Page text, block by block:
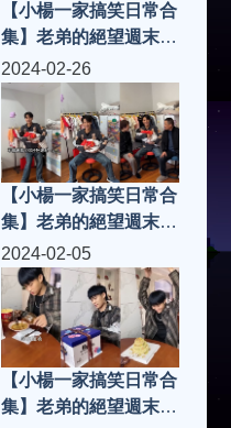
【小楊一家搞笑日常合
集】老弟的絕望週末
EP34
2024-02-26
【小楊一家搞笑日常合
集】老弟的絕望週末
EP32
2024-02-05
【小楊一家搞笑日常合
集】老弟的絕望週末